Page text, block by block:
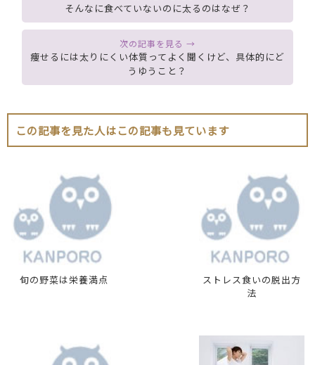
そんなに食べていないのに太るのはなぜ？
痩せるには太りにくい体質ってよく聞くけど、具体的にど
うゆうこと？
この記事を見た人はこの記事も見ています
旬の野菜は栄養満点
ストレス食いの脱出方
法